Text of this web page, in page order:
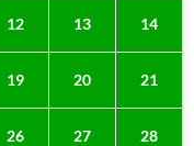
12 13 14
19 20 21
26 27 28